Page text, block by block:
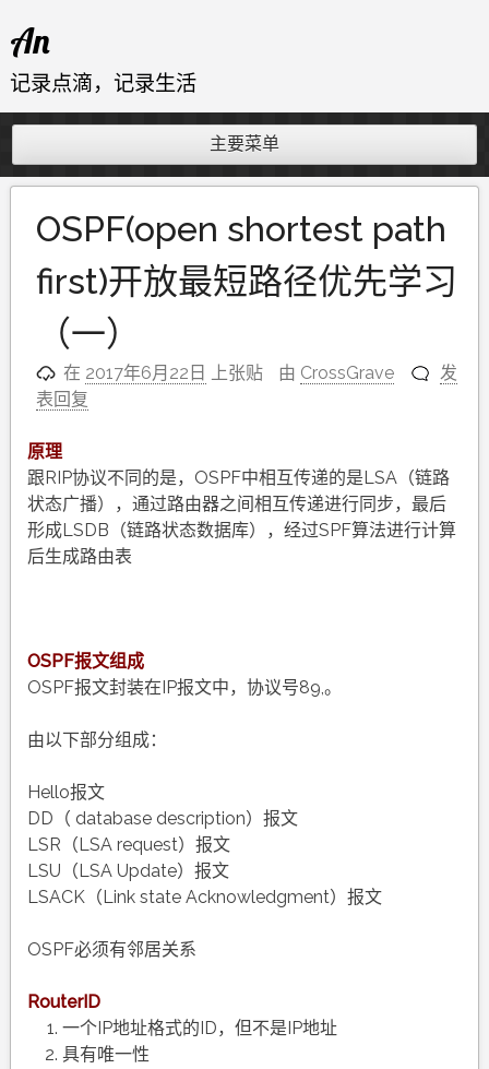
至
内
An
记录点滴，记录生活
主要菜单
OSPF(open shortest path
first)开放最短路径优先学习
（一）
在 2017年6月22日 上张贴 由 CrossGrave
发
表回复
原理
跟RIP协议不同的是，OSPF中相互传递的是LSA（链路
状态广播），通过路由器之间相互传递进行同步，最后
形成LSDB（链路状态数据库），经过SPF算法进行计算
后生成路由表
OSPF报文组成
OSPF报文封装在IP报文中，协议号89,。
由以下部分组成：
Hello报文
DD（ database description）报文
LSR（LSA request）报文
LSU（LSA Update）报文
LSACK（Link state Acknowledgment）报文
OSPF必须有邻居关系
RouterID
一个IP地址格式的ID，但不是IP地址
具有唯一性